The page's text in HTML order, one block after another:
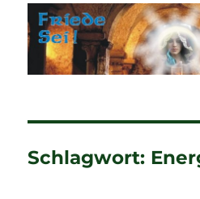
Schlagwort: